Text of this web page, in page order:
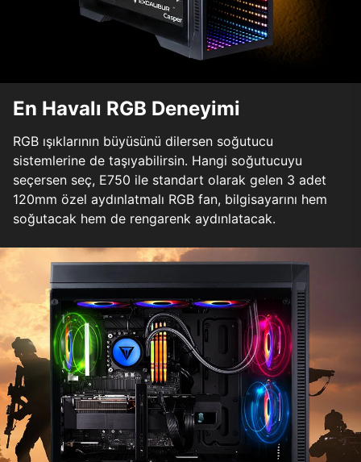
En Havalı RGB Deneyimi
RGB ışıklarının büyüsünü dilersen soğutucu
sistemlerine de taşıyabilirsin. Hangi soğutucuyu
seçersen seç, E750 ile standart olarak gelen 3 adet
120mm özel aydınlatmalı RGB fan, bilgisayarını hem
soğutacak hem de rengarenk aydınlatacak.